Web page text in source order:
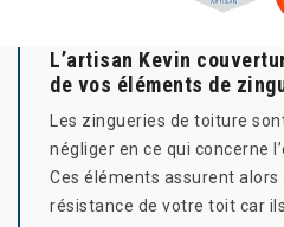
L’artisan Kevin
de vos éléments de
Les zingueries de toiture
négliger en ce qui concerne
Ces éléments assurent
résistance de votre toit car